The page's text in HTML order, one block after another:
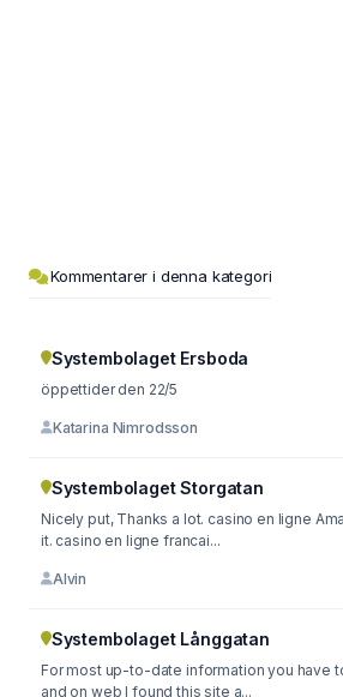
Kommentarer i denna kategori
Systembolaget Ersboda
öppettider den 22/5
Katarina Nimrodsson
Systembolaget Storgatan
Nicely put, Thanks a lot. casino en ligne
it. casino en ligne francai...
Alvin
Systembolaget Långgatan
For most up-to-date information you have
and on web I found this site a...